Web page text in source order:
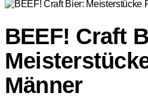
BEEF! Craft
Männer